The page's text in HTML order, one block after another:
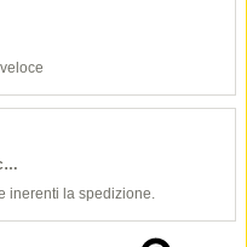
inerenti la spedizione.